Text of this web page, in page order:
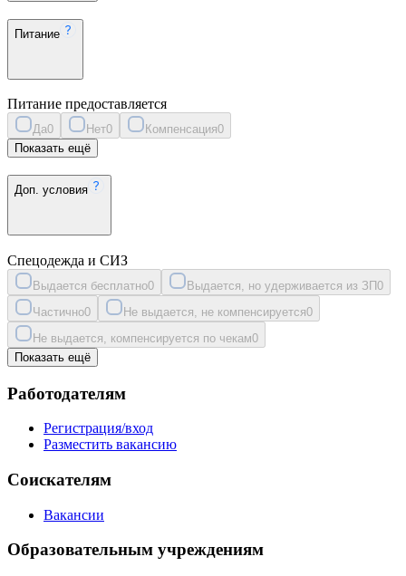
Питание
Питание предоставляется
Да0 Нет0 Компенсация0
Показать ещё
Доп. условия
Спецодежда и СИЗ
Выдается бесплатно0 Выдается, но удерживается из ЗП0
Частично0 Не выдается, не компенсируется0
Не выдается, компенсируется по чекам0
Показать ещё
Работодателям
Регистрация/вход
Разместить вакансию
Соискателям
Вакансии
Образовательным учреждениям